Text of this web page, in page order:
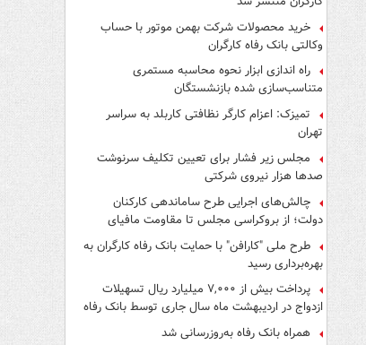
خرید محصولات شرکت بهمن موتور با حساب
وکالتی بانک رفاه کارگران
راه اندازی ابزار نحوه محاسبه مستمری
متناسب‌سازی شده بازنشستگان
تمیزک: اعزام کارگر نظافتی کاربلد به سراسر
تهران
مجلس زیر فشار برای تعیین تکلیف سرنوشت
صدها هزار نیروی شرکتی
چالش‌های اجرایی طرح ساماندهی کارکنان
دولت؛ از بروکراسی مجلس تا مقاومت مافیای
واسطه‌گری
طرح ملی "کارافن" با حمایت بانک رفاه کارگران به
بهره‌برداری رسید
پرداخت بیش از ۷,۰۰۰ میلیارد ریال تسهیلات
ازدواج در اردیبهشت ماه سال جاری توسط بانک رفاه
کارگران
همراه بانک رفاه به‌روزرسانی شد